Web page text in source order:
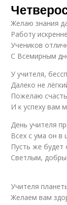
Желаю знания
Работу
Учеников
С Всемирным
У учителя,
Далеко не
Пожелаю
И к успеху вам
День учителя
Всех с ума он в
Пусть же будет
Светлым,
Учителя
Желаем вам